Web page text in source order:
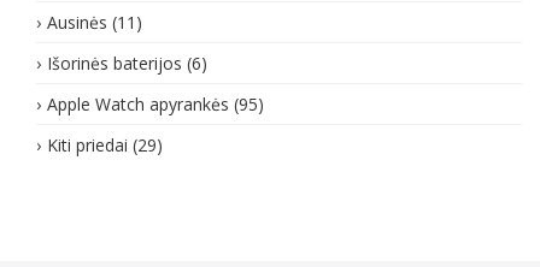
Ausinės (11)
Išorinės baterijos (6)
Apple Watch apyrankės (95)
Kiti priedai (29)